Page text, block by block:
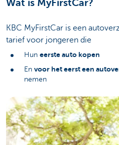
Wat is MyFirstCar?
KBC MyFirstCar is een
tarief voor jongeren die
Hun eerste auto kopen
En voor het eerst een
nemen